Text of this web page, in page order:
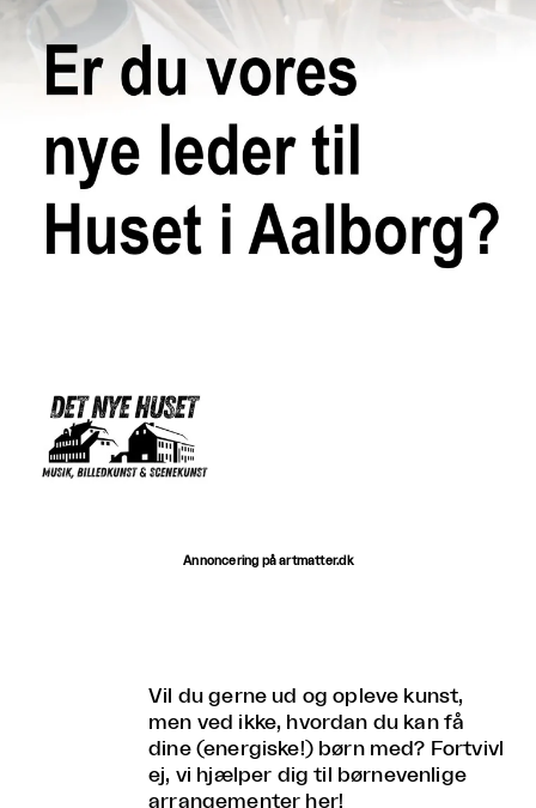
Annoncering på artmatter.dk
Vil du gerne ud og opleve kunst,
men ved ikke, hvordan du kan få
dine (energiske!) børn med? Fortvivl
ej, vi hjælper dig til børnevenlige
arrangementer her!